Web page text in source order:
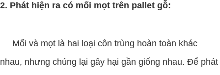
2. Phát hiện ra có mối mọt trên pallet gỗ:
Mối và mọt là hai loại côn trùng hoàn toàn khác
nhau, nhưng chúng lại gây hại gần giống nhau. Để phát